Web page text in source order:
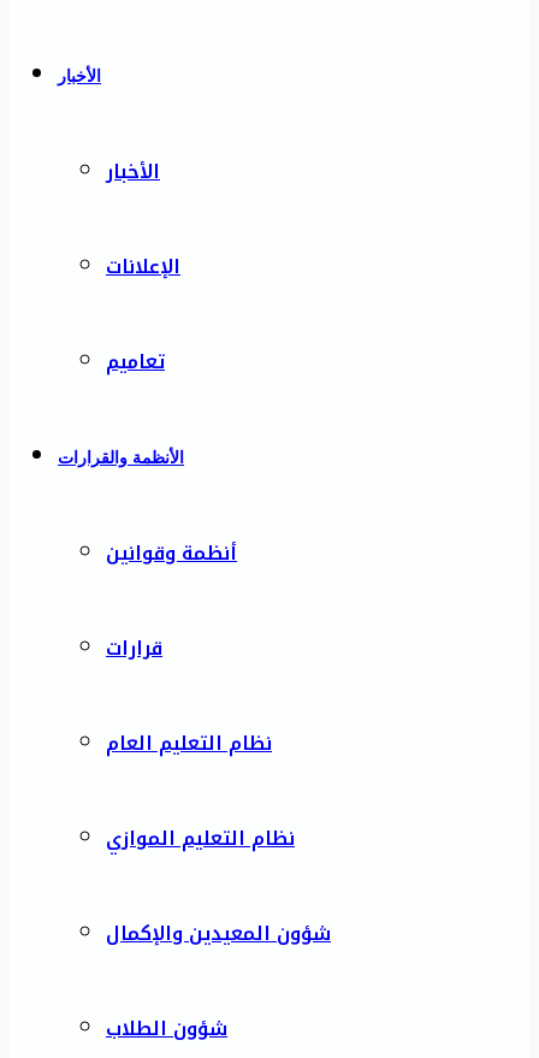
الأخبار
الأخبار
الإعلانات
تعاميم
الأنظمة والقرارات
أنظمة وقوانين
قرارات
نظام التعليم العام
نظام التعليم الموازي
شؤون المعيدين والإكمال
شؤون الطلاب